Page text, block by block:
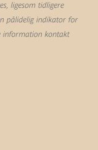
ligesom tidligere
pålidelig indikator for
information kontakt